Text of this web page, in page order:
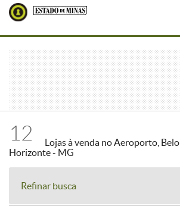
12
Lojas à venda no Aeroporto, Belo
Horizonte - MG
Refinar busca